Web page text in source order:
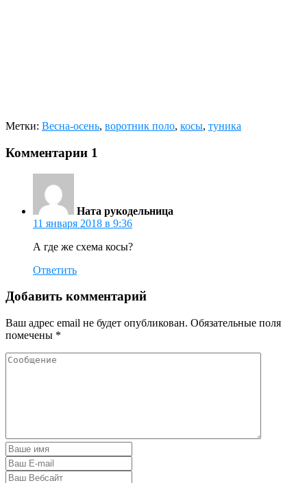
Метки: Весна-осень, воротник поло, косы, туника
Комментарии 1
Ната рукодельница
11 января 2018 в 9:36
А где же схема косы?
Ответить
Добавить комментарий
Ваш адрес email не будет опубликован. Обязательные поля
помечены *